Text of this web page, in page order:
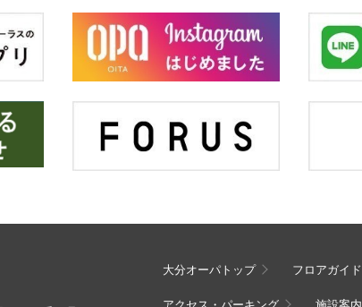
大分オーパトップ フロアガイド